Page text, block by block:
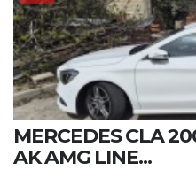
MERCEDES CLA
AK AMG LINE...